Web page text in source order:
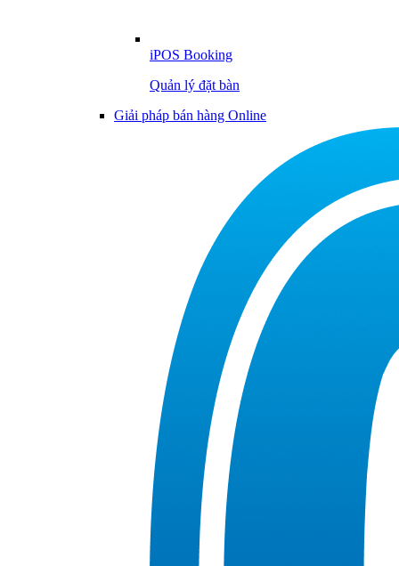
iPOS Booking
Quản lý đặt bàn
Giải pháp bán hàng Online